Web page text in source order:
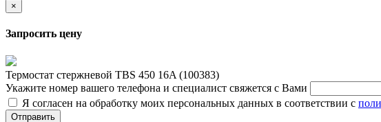
×
Запросить цену
Термостат стержневой TBS 450 16A (100383)
Укажите номер вашего телефона и специалист свяжется с Вами
Я согласен на обработку моих персональных данных в соответствии с
Отправить